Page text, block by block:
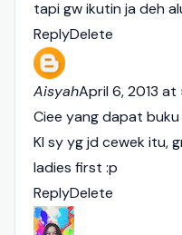
tapi gw ikutin ja deh
ReplyDelete
AisyahApril 6, 2013 at
Ciee yang dapat buku
Kl sy yg jd cewek itu,
ladies first :p
ReplyDelete